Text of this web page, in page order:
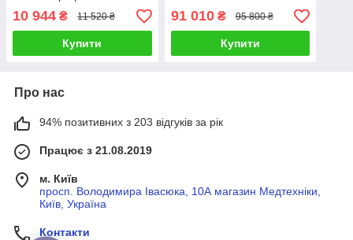
10 944 ₴ 11 520 ₴
Купити
91 010₴ 95 800 ₴
Купити
Про нас
94% позитивних з 203 відгуків за рік
Працює з 21.08.2019
м. Київ
просп. Володимира Івасюка, 10А магазин Медтехніки,
Київ, Україна
Контакти